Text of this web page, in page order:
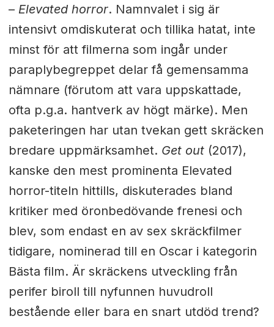
– Elevated horror. Namnvalet i sig är
intensivt omdiskuterat och tillika hatat, inte
minst för att filmerna som ingår under
paraplybegreppet delar få gemensamma
nämnare (förutom att vara uppskattade,
ofta p.g.a. hantverk av högt märke). Men
paketeringen har utan tvekan gett skräcken
bredare uppmärksamhet. Get out (2017),
kanske den mest prominenta Elevated
horror-titeln hittills, diskuterades bland
kritiker med öronbedövande frenesi och
blev, som endast en av sex skräckfilmer
tidigare, nominerad till en Oscar i kategorin
Bästa film. Är skräckens utveckling från
perifer biroll till nyfunnen huvudroll
bestående eller bara en snart utdöd trend?